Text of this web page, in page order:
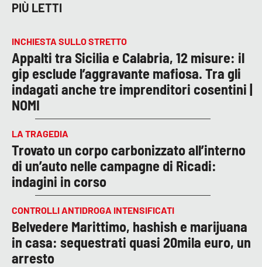
PIÙ LETTI
INCHIESTA SULLO STRETTO
Appalti tra Sicilia e Calabria, 12 misure: il
gip esclude l’aggravante mafiosa. Tra gli
indagati anche tre imprenditori cosentini |
NOMI
LA TRAGEDIA
Trovato un corpo carbonizzato all’interno
di un’auto nelle campagne di Ricadi:
indagini in corso
CONTROLLI ANTIDROGA INTENSIFICATI
Belvedere Marittimo, hashish e marijuana
in casa: sequestrati quasi 20mila euro, un
arresto